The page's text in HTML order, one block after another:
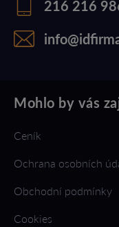
216 216
Mohlo by vás
Ceník
Ochrana osobních
Obchodní podmínky
Cookies